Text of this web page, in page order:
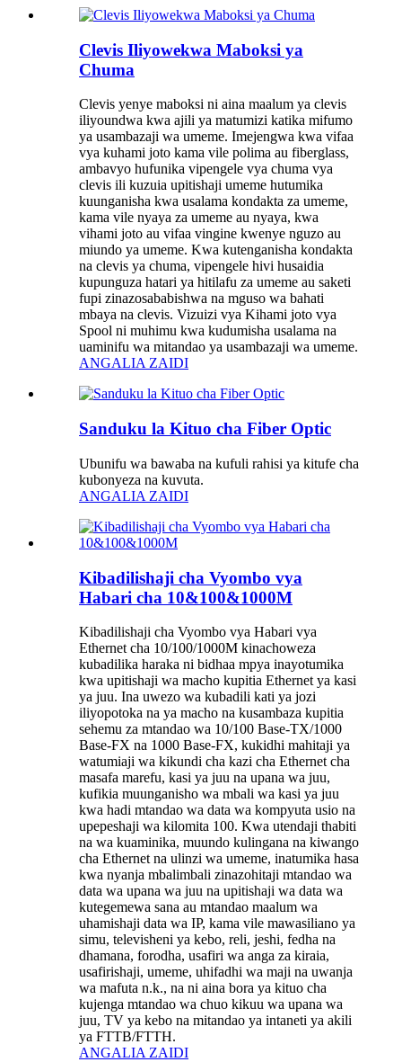
Clevis Iliyowekwa Maboksi ya
Chuma
Clevis yenye maboksi ni aina maalum ya clevis
iliyoundwa kwa ajili ya matumizi katika mifumo
ya usambazaji wa umeme. Imejengwa kwa vifaa
vya kuhami joto kama vile polima au fiberglass,
ambavyo hufunika vipengele vya chuma vya
clevis ili kuzuia upitishaji umeme hutumika
kuunganisha kwa usalama kondakta za umeme,
kama vile nyaya za umeme au nyaya, kwa
vihami joto au vifaa vingine kwenye nguzo au
miundo ya umeme. Kwa kutenganisha kondakta
na clevis ya chuma, vipengele hivi husaidia
kupunguza hatari ya hitilafu za umeme au saketi
fupi zinazosababishwa na mguso wa bahati
mbaya na clevis. Vizuizi vya Kihami joto vya
Spool ni muhimu kwa kudumisha usalama na
uaminifu wa mitandao ya usambazaji wa umeme.
ANGALIA ZAIDI
Sanduku la Kituo cha Fiber Optic
Ubunifu wa bawaba na kufuli rahisi ya kitufe cha
kubonyeza na kuvuta.
ANGALIA ZAIDI
Kibadilishaji cha Vyombo vya
Habari cha 10&100&1000M
Kibadilishaji cha Vyombo vya Habari vya
Ethernet cha 10/100/1000M kinachoweza
kubadilika haraka ni bidhaa mpya inayotumika
kwa upitishaji wa macho kupitia Ethernet ya kasi
ya juu. Ina uwezo wa kubadili kati ya jozi
iliyopotoka na ya macho na kusambaza kupitia
sehemu za mtandao wa 10/100 Base-TX/1000
Base-FX na 1000 Base-FX, kukidhi mahitaji ya
watumiaji wa kikundi cha kazi cha Ethernet cha
masafa marefu, kasi ya juu na upana wa juu,
kufikia muunganisho wa mbali wa kasi ya juu
kwa hadi mtandao wa data wa kompyuta usio na
upepeshaji wa kilomita 100. Kwa utendaji thabiti
na wa kuaminika, muundo kulingana na kiwango
cha Ethernet na ulinzi wa umeme, inatumika hasa
kwa nyanja mbalimbali zinazohitaji mtandao wa
data wa upana wa juu na upitishaji wa data wa
kutegemewa sana au mtandao maalum wa
uhamishaji data wa IP, kama vile mawasiliano ya
simu, televisheni ya kebo, reli, jeshi, fedha na
dhamana, forodha, usafiri wa anga za kiraia,
usafirishaji, umeme, uhifadhi wa maji na uwanja
wa mafuta n.k., na ni aina bora ya kituo cha
kujenga mtandao wa chuo kikuu wa upana wa
juu, TV ya kebo na mitandao ya intaneti ya akili
ya FTTB/FTTH.
ANGALIA ZAIDI